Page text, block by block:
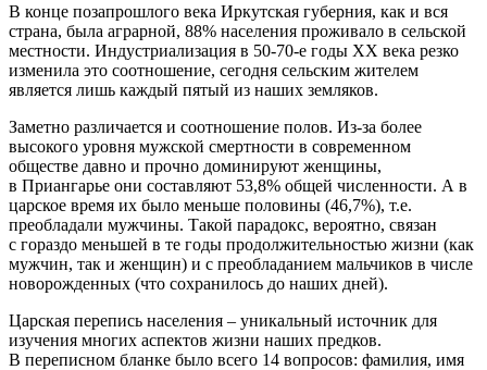
В конце позапрошлого века Иркутская губерния, как и вся
страна, была аграрной, 88% населения проживало в сельской
местности. Индустриализация в 50-70-е годы XX века резко
изменила это соотношение, сегодня сельским жителем
является лишь каждый пятый из наших земляков.
Заметно различается и соотношение полов. Из-за более
высокого уровня мужской смертности в современном
обществе давно и прочно доминируют женщины,
в Приангарье они составляют 53,8% общей численности. А в
царское время их было меньше половины (46,7%), т.е.
преобладали мужчины. Такой парадокс, вероятно, связан
с гораздо меньшей в те годы продолжительностью жизни (как
мужчин, так и женщин) и с преобладанием мальчиков в числе
новорожденных (что сохранилось до наших дней).
Царская перепись населения – уникальный источник для
изучения многих аспектов жизни наших предков.
В переписном бланке было всего 14 вопросов: фамилия, имя